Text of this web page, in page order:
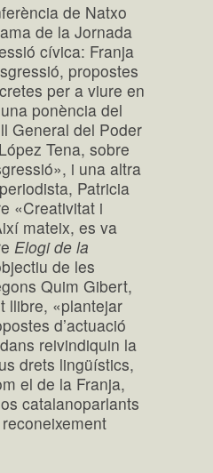
de Natxo
de la Jornada
cívica: Franja
propostes
per a viure en
ponència del
General del Poder
Tena, sobre
i una altra
Patricia
«Creativitat i
mateix, es va
Elogi de la
de les
Quim Gibert,
llibre, «plantejar
d’actuació
reivindiquin la
drets lingüístics,
el de la Franja,
catalanoparlants